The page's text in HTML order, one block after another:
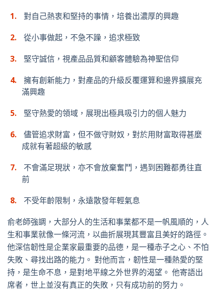
對自己熱衷和堅持的事情，培養出濃厚的興趣
從小事做起，不急不躁，追求極致
堅守誠信，視產品品質和顧客體驗為神聖信仰
擁有創新能力，對產品的升級反覆運算和邊界擴展充
滿興趣
堅守熱愛的領域，展現出極具吸引力的個人魅力
儘管追求財富，但不做守財奴，對於用財富取得甚麼
成就有著超級的敏感
不會滿足現狀，亦不會放棄奮鬥，遇到困難都勇往直
前
不受年齡限制，永遠散發年輕氣息
俞老師強調，大部分人的生活和事業都不是一帆風順的，人
生和事業就像一條河流，以曲折展現其豐富且美好的路徑。
他深信韌性是企業家最重要的品德，是一種赤子之心、不怕
失敗、尋找出路的能力。 對他而言，韌性是一種熱愛的堅
持，是生命不息，是對地平線之外世界的渴望。 他寄語出
席者，世上並沒有真正的失敗，只有成功前的努力。